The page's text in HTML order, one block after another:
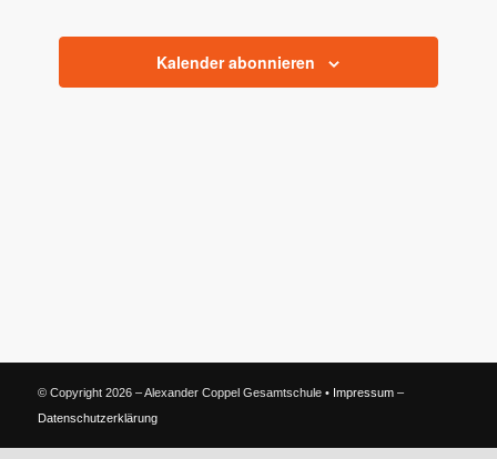
Kalender abonnieren
© Copyright 2026 – Alexander Coppel Gesamtschule • Impressum–
Datenschutzerklärung